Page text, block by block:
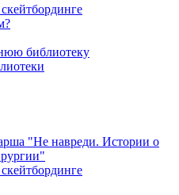
библиотеку
"Не навреди. Истории о